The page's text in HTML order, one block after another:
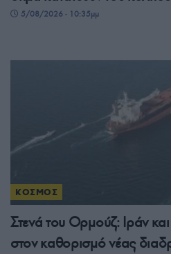
5/08/2026 - 10:35μμ
ΚΟΣΜΟΣ
Στενά του Ορμούζ: Ιράν
στον καθορισμό νέας